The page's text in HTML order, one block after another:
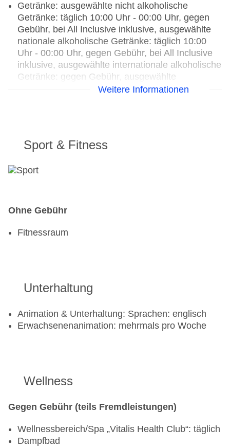
Getränke: ausgewählte nicht alkoholische
Getränke: täglich 10:00 Uhr - 00:00 Uhr, gegen
Gebühr, bei All Inclusive inklusive, ausgewählte
nationale alkoholische Getränke: täglich 10:00
Uhr - 00:00 Uhr, gegen Gebühr, bei All Inclusive
inklusive, ausgewählte internationale alkoholische
Getränke: gegen Gebühr, ausgewählte
Tischgetränke zu den Mahlzeiten: gegen Gebühr,
Hauptrestaurant „Oceana Restaurant“: Buffet,
täglich, klimatisierbar
Uhr, gegen Gebühr, bei All Inclusive inklusive
gegen Gebühr, bei All Inclusive inklusive
Weitere Informationen
Sport & Fitness
Ohne Gebühr
Fitnessraum
Unterhaltung
Animation & Unterhaltung: Sprachen: englisch
Erwachsenenanimation: mehrmals pro Woche
Wellness
Gegen Gebühr (teils Fremdleistungen)
Wellnessbereich/Spa „Vitalis Health Club“: täglich
Dampfbad